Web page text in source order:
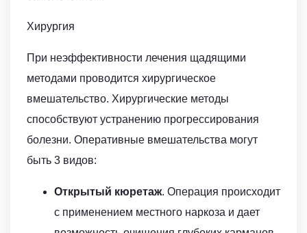
Хирургия
При неэффективности лечения щадящими
методами проводится хирургическое
вмешательство. Хирургические методы
способствуют устранению прогрессирования
болезни. Оперативные вмешательства могут
быть 3 видов:
Открытый кюретаж. Операция происходит
с применением местного наркоза и дает